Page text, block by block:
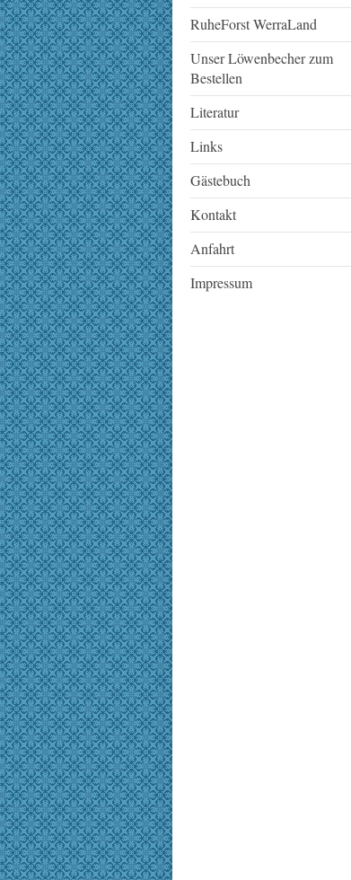
RuheForst WerraLand
Unser Löwenbecher zum
Bestellen
Literatur
Links
Gästebuch
Kontakt
Anfahrt
Impressum